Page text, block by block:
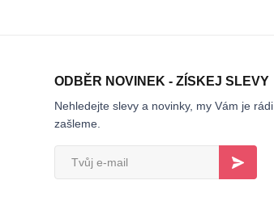
ODBĚR NOVINEK - ZÍSKEJ SLEVY
Nehledejte slevy a novinky, my Vám je rádi
zašleme.